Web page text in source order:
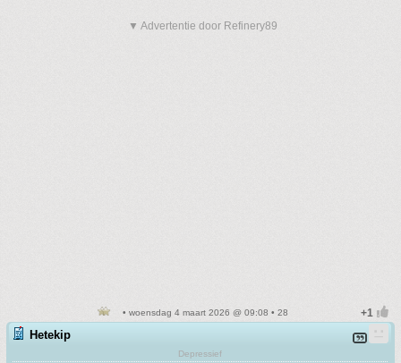
▼ Advertentie door Refinery89
• woensdag 4 maart 2026 @ 09:08 • 28
Hetekip
Depressief